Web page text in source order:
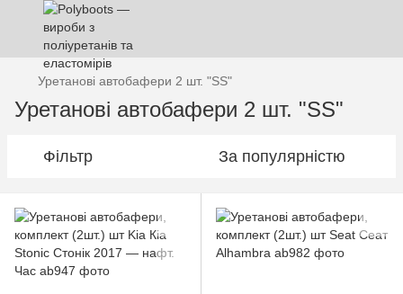
Уретанові автобафери 2 шт. "SS"
Уретанові автобафери 2 шт. "SS"
Фільтр За популярністю